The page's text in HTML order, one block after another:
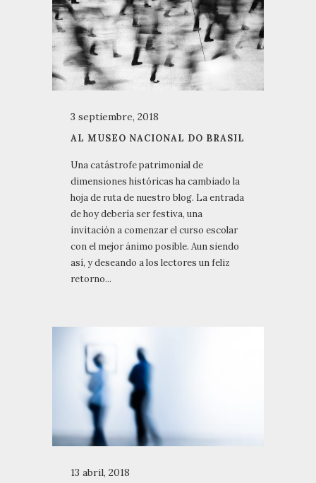
3 septiembre, 2018
AL MUSEO NACIONAL DO BRASIL
Una catástrofe patrimonial de
dimensiones históricas ha cambiado la
hoja de ruta de nuestro blog. La entrada
de hoy debería ser festiva, una
invitación a comenzar el curso escolar
con el mejor ánimo posible. Aun siendo
así, y deseando a los lectores un feliz
retorno...
13 abril, 2018